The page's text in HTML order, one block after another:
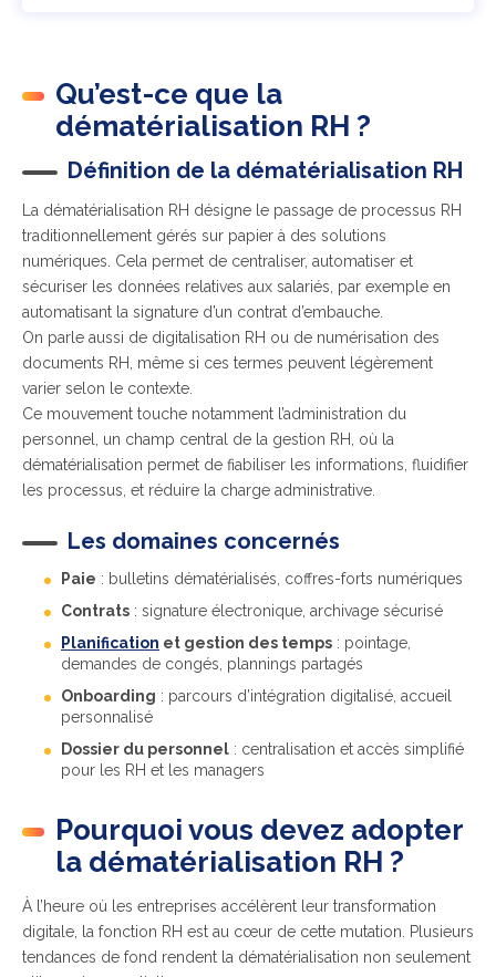
Qu’est-ce que la
dématérialisation RH ?
Définition de la dématérialisation RH
La dématérialisation RH désigne le passage de processus RH
traditionnellement gérés sur papier à des solutions
numériques. Cela permet de centraliser, automatiser et
sécuriser les données relatives aux salariés, par exemple en
automatisant la signature d’un contrat d’embauche.
On parle aussi de digitalisation RH ou de numérisation des
documents RH, même si ces termes peuvent légèrement
varier selon le contexte.
Ce mouvement touche notamment l’administration du
personnel, un champ central de la gestion RH, où la
dématérialisation permet de fiabiliser les informations, fluidifier
les processus, et réduire la charge administrative.
Les domaines concernés
Paie : bulletins dématérialisés, coffres-forts numériques
Contrats : signature électronique, archivage sécurisé
Planification et gestion des temps : pointage,
demandes de congés, plannings partagés
Onboarding : parcours d’intégration digitalisé, accueil
personnalisé
Dossier du personnel : centralisation et accès simplifié
pour les RH et les managers
Pourquoi vous devez adopter
la dématérialisation RH ?
À l’heure où les entreprises accélèrent leur transformation
digitale, la fonction RH est au cœur de cette mutation. Plusieurs
tendances de fond rendent la dématérialisation non seulement